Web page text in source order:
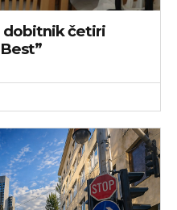
dobitnik četiri